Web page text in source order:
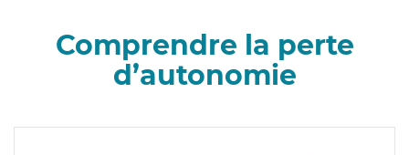
Comprendre la perte
d’autonomie